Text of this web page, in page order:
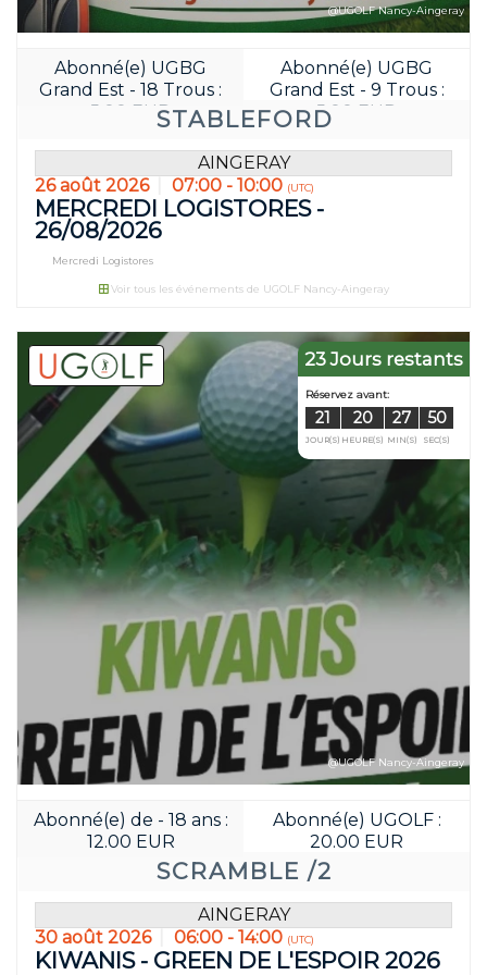
Réservez
STABLEFORD
Abonné(e) UGBG
Grand Est - 18 Trous :
5.00 EUR
Abonné(e) UGBG
Grand Est - 9 Trous :
5.00 EUR
@UGOLF Nancy-Aingeray
AINGERAY
26 août 2026
07:00 - 10:00 (UTC)
MERCREDI LOGISTORES -
26/08/2026
Mercredi Logistores
Voir tous les événements de UGOLF Nancy-Aingeray
23 Jours restants
SCRAMBLE /2
Abonné(e) de - 18 ans :
12.00 EUR
Abonné(e) UGOLF :
20.00 EUR
@UGOLF Nancy-Aingeray
AINGERAY
30 août 2026
06:00 - 14:00 (UTC)
KIWANIS - GREEN DE L'ESPOIR 2026